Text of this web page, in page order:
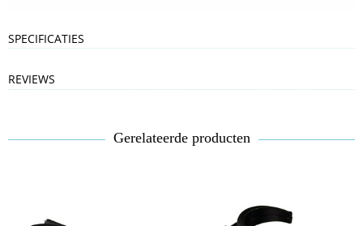
SPECIFICATIES
REVIEWS
Gerelateerde producten